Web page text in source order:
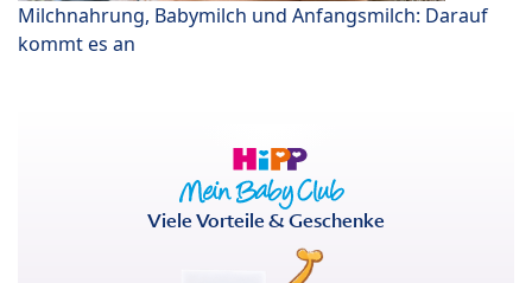
Milchnahrung, Babymilch und Anfangsmilch: Darauf
kommt es an
Viele Vorteile & Geschenke